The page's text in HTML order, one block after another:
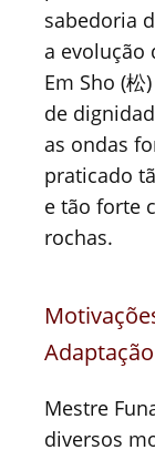
sabedoria
a evolução
Em Sho (
de
as ondas
praticado
e tão forte
rochas.
Mestre
diversos